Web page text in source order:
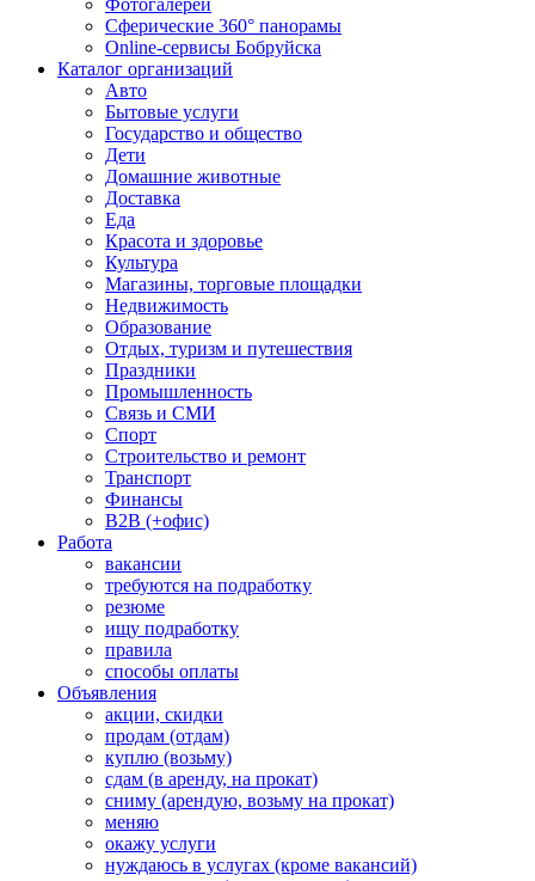
Фотогалереи
Сферические 360° панорамы
Online-сервисы Бобруйска
Каталог организаций
Авто
Бытовые услуги
Государство и общество
Дети
Домашние животные
Доставка
Еда
Красота и здоровье
Культура
Магазины, торговые площадки
Недвижимость
Образование
Отдых, туризм и путешествия
Праздники
Промышленность
Связь и СМИ
Спорт
Строительство и ремонт
Транспорт
Финансы
B2B (+офис)
Работа
вакансии
требуются на подработку
резюме
ищу подработку
правила
способы оплаты
Объявления
акции, скидки
продам (отдам)
куплю (возьму)
сдам (в аренду, на прокат)
сниму (арендую, возьму на прокат)
меняю
окажу услуги
нуждаюсь в услугах (кроме вакансий)